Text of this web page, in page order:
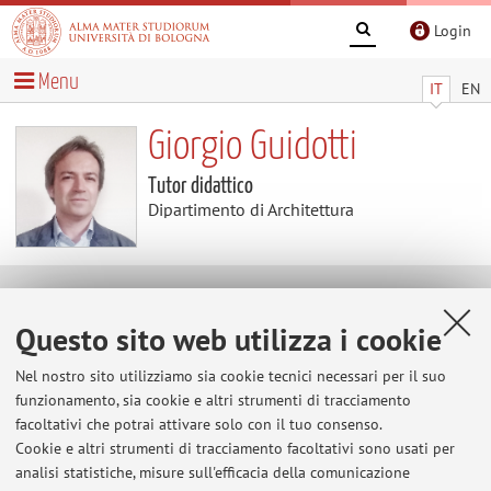
Questo sito web utilizza i cookie
Nel nostro sito utilizziamo sia cookie tecnici necessari per il suo
funzionamento, sia cookie e altri strumenti di tracciamento
facoltativi che potrai attivare solo con il tuo consenso.
Cookie e altri strumenti di tracciamento facoltativi sono usati per
analisi statistiche, misure sull'efficacia della comunicazione
Login
IT EN
Menu
Giorgio Guidotti
Tutor didattico
Dipartimento di Architettura
E-mail: giorgio.guidotti3@unibo.it
Dipartimento di Architettura
Viale del Risorgimento 2, Bologna -Vai alla mappa